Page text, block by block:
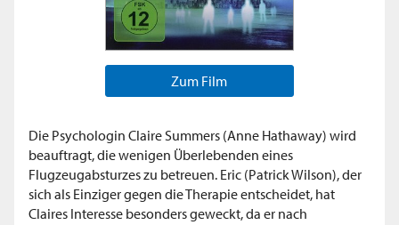
Zum Film
Die Psychologin Claire Summers (Anne Hathaway) wird
beauftragt, die wenigen Überlebenden eines
Flugzeugabsturzes zu betreuen. Eric (Patrick Wilson), der
sich als Einziger gegen die Therapie entscheidet, hat
Claires Interesse besonders geweckt, da er nach